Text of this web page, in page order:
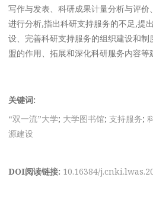
写作与发表、科研成果计量分析与评价
进行分析,指出科研支持服务的不足,提
设、完善科研支持服务的组织建设和
盟的作用、拓展和深化科研服务内容等
关键词:
“双一流”大学; 大学图书馆;支持服务;
源建设
DOI阅读链接: 10.16384/